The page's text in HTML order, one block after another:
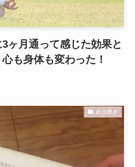
ヶ月通って感じた効果と
も身体も変わった！
自分磨き